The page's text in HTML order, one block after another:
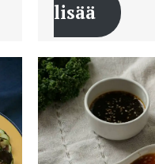
lisää